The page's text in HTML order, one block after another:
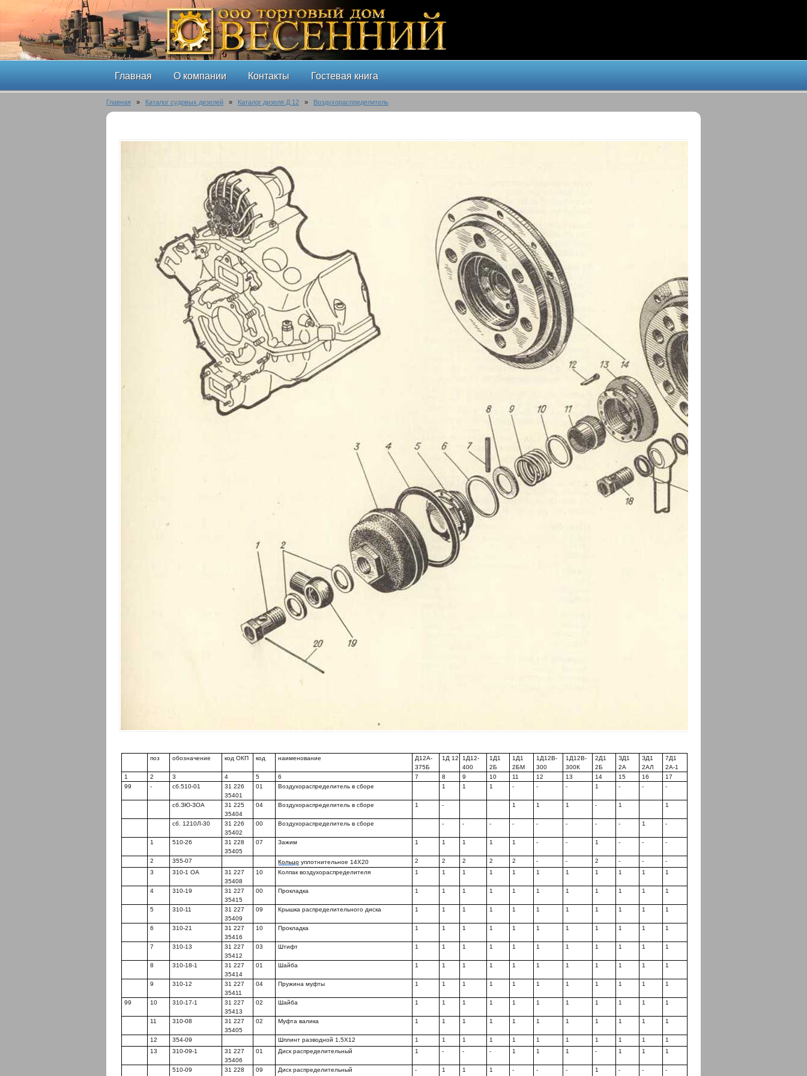
Главная О компании Контакты Гостевая книга
Главная » Каталог судовых дизелей » Каталог дизеля Д 12 » Воздухораспределитель
поз обозначение код ОКП код наименование
Д12А-
375Б
1Д 12
1Д12-
400
1Д1
2Б
1Д1
2БМ
1Д12В-
300
1Д12В-
300К
2Д1
2Б
ЗД1
2А
ЗД1
2АЛ
7Д1
2А-1
1
2 3 4 5 6 7 8 9 10 11 12 13 14 15 16
17
99
- сб.510-01
31 226
35401
01 Воздухораспределитель в сборе 1 1 1 - - - 1 - - -
сб.ЗЮ-ЗОА
31 225
35404
04 Воздухораспределитель в сборе 1 - 1 1 1 - 1 1
сб. 1210Л-30
31 226
35402
00 Воздухораспределитель в сборе - - - - - - - - 1 -
1 510-26
31 228
35405
07 Зажим 1 1 1 1 1 - - 1 - - -
2 355-07 Кольцо уплотнительное 14X20 2 2 2 2 2 - - 2 - -
-
3
310-1 OA
31 227
35408
10 Колпак воздухораспределителя 1 1 1 1 1 1 1 1 1 1 1
4 310-19
31 227
35415
00 Прокладка 1 1 1 1 1 1 1 1 1 1 1
5 310-11
31 227
35409
09 Крышка распределительного диска 1 1 1 1 1 1 1 1 1 1 1
6 310-21
31 227
35416
10 Прокладка 1 1 1 1 1 1 1 1 1 1 1
7 310-13
31 227
35412
03 Штифт 1 1 1 1 1 1 1 1 1 1 1
8 310-18-1
31 227
35414
01 Шайба 1 1 1 1 1 1 1 1 1 1 1
9 310-12
31 227
35411
04 Пружина муфты 1 1 1 1 1 1 1 1 1 1 1
99 10 310-17-1
31 227
35413
02 Шайба 1 1 1 1 1 1 1 1 1 1 1
11 310-08
31 227
35405
02 Муфта валика 1 1 1 1 1 1 1 1 1 1 1
12 354-09 Шплинт разводной 1,5X12 1 1 1 1 1 1 1 1 1 1
1
13
310-09-1
31 227
35406
01 Диск распределительный 1 - - - 1 1 1 - 1 1 1
510-09
31 228
09 Диск распределительный - 1 1 1 - - - 1 - - -